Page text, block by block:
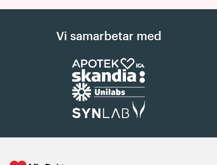
Vi samarbetar med